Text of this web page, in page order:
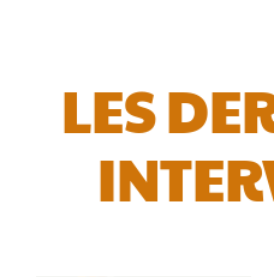
LES